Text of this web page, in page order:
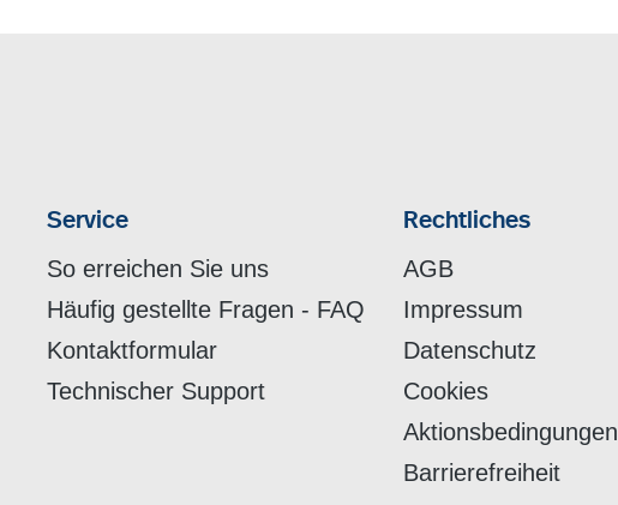
Service
So erreichen Sie uns
Häufig gestellte Fragen - FAQ
Kontaktformular
Technischer Support
Rechtliches
AGB
Impressum
Datenschutz
Cookies
Aktionsbedingungen
Barrierefreiheit